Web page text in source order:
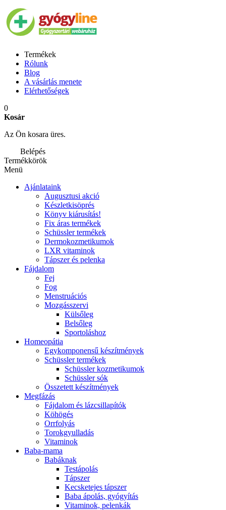
Termékek
Rólunk
Blog
A vásárlás menete
Elérhetőségek
0
Kosár
Az Ön kosara üres.
Belépés
Termékkörök
Menü
Ajánlataink
Augusztusi akció
Készletkisöprés
Könyv kiárusítás!
Fix áras termékek
Schüssler termékek
Dermokozmetikumok
LXR vitaminok
Tápszer és pelenka
Fájdalom
Fej
Fog
Menstruációs
Mozgásszervi
Külsőleg
Belsőleg
Sportoláshoz
Homeopátia
Egykomponensű készítmények
Schüssler termékek
Schüssler kozmetikumok
Schüssler sók
Összetett készítmények
Megfázás
Fájdalom és lázcsillapítók
Köhögés
Orrfolyás
Torokgyulladás
Vitaminok
Baba-mama
Babáknak
Testápolás
Tápszer
Kecsketejes tápszer
Baba ápolás, gyógyítás
Vitaminok, pelenkák